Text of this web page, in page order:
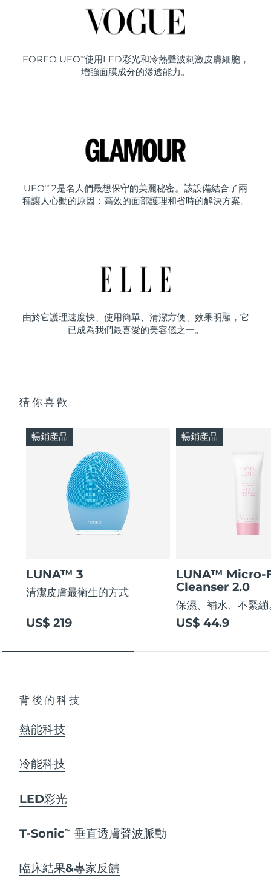
FOREO UFO TM使用LED彩光和冷熱聲波刺激皮膚細胞，
增強面膜成分的滲透能力。
UFO TM
2是名人們最想保守的美麗秘密。該設備結合了兩
種讓人心動的原因：高效的面部護理和省時的解決方案。
由於它護理速度快、使用簡單、清潔方便、效果明顯，它
已成為我們最喜愛的美容儀之一。
猜你喜歡
LUNA™ 3
清潔皮膚最衛生的方式
US$ 219
暢銷產品
LUNA™ Micro-
Cleanser 2.0
保濕、補水、不緊繃
US$ 44.9
暢銷產品
背後的科技
熱能科技
冷能科技
LED彩光
T-SonicTM 垂直透膚聲波脈動
臨床結果&專家反饋